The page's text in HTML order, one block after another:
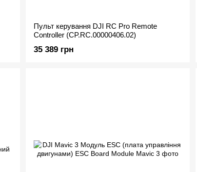
Пульт керування DJI RC Pro Remote
Controller (CP.RC.00000406.02)
35 389 грн